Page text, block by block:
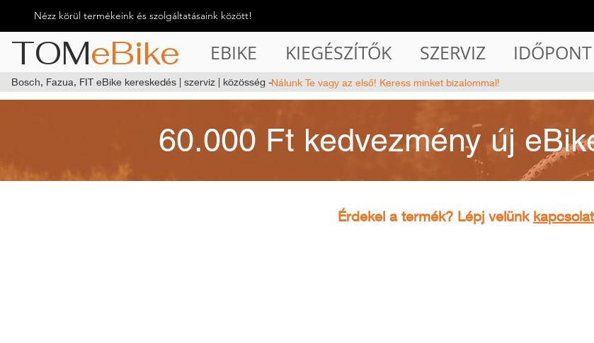
Nézz körül termékeink és szolgáltatásaink között!
EBIKE KIEGÉSZÍTŐK SZERVIZ IDŐPONT
Bosch, Fazua, FIT eBike kereskedés | szerviz | közösség -Nálunk Te vagy az első! Keress minket bizalommal!
TOMeBike
60.000 Ft kedvezmény új
Érdekel a termék? Lépj velünk